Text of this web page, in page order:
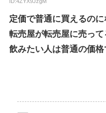
定価で普通に買えるの
転売屋が転売屋に売って
飲みたい人は普通の価